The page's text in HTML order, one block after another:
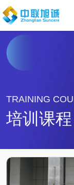
TRAINING
培训课程